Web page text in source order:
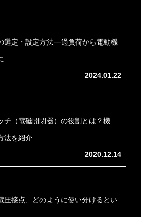
選定・設定方法―過負荷から電動機
2024.01.22
チ（電磁開閉器）の役割とは？機
法を紹介
2020.12.14
圧接点、どのように使い分けるとい